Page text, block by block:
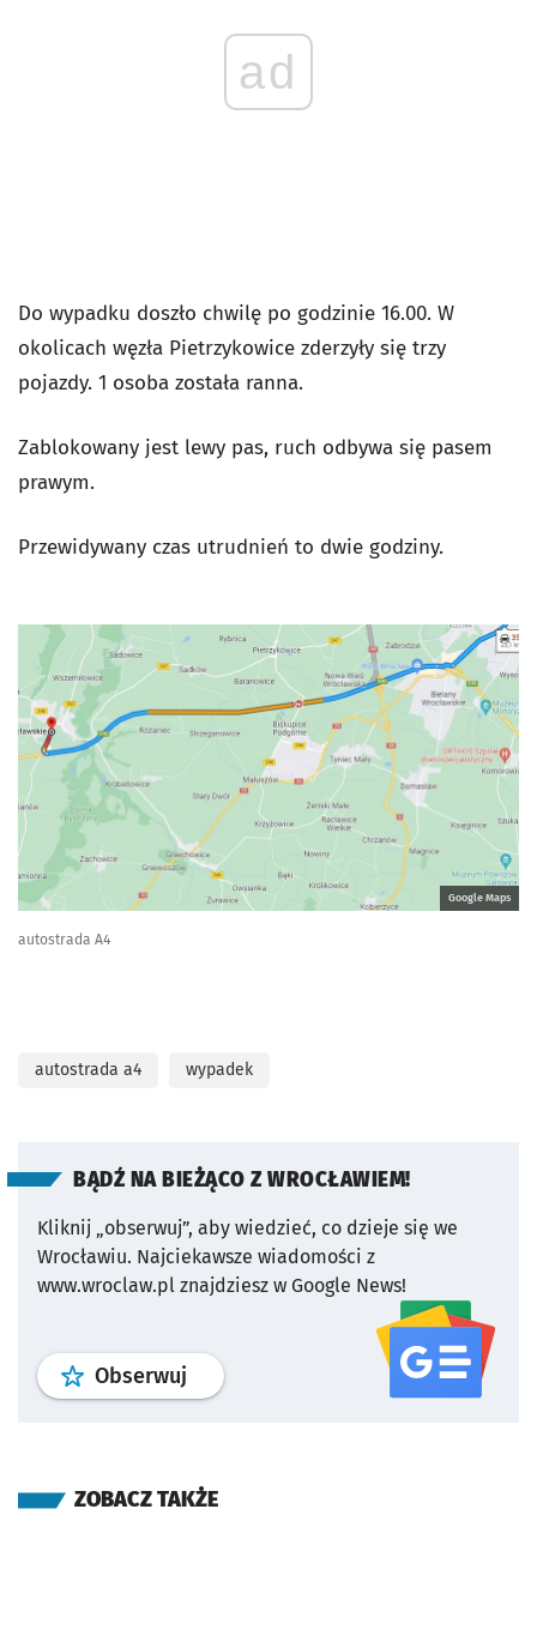
ad
Do wypadku doszło chwilę po godzinie 16.00. W
okolicach węzła Pietrzykowice zderzyły się trzy
pojazdy. 1 osoba została ranna.
Zablokowany jest lewy pas, ruch odbywa się pasem
prawym.
Przewidywany czas utrudnień to dwie godziny.
Google Maps
autostrada A4
autostrada a4 wypadek
BĄDŹ NA BIEŻĄCO Z WROCŁAWIEM!
Kliknij „obserwuj”, aby wiedzieć, co dzieje się we
Wrocławiu. Najciekawsze wiadomości z
www.wroclaw.pl znajdziesz w Google News!
Obserwuj profil serwisu
ZOBACZ TAKŻE